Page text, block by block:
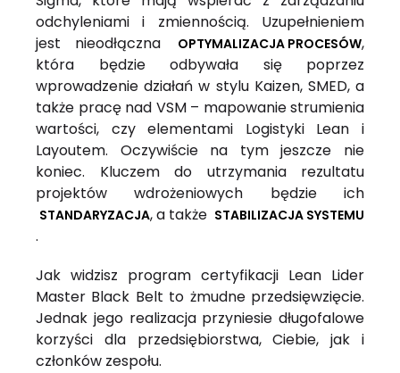
odchyleniami i zmiennością. Uzupełnieniem
jest nieodłączna
OPTYMALIZACJA PROCESÓW,
która będzie odbywała się poprzez
wprowadzenie działań w stylu Kaizen, SMED, a
także pracę nad VSM – mapowanie strumienia
wartości, czy elementami Logistyki Lean i
Layoutem. Oczywiście na tym jeszcze nie
koniec. Kluczem do utrzymania rezultatu
projektów wdrożeniowych będzie ich
STANDARYZACJA, a także STABILIZACJA SYSTEMU
.
Jak widzisz program certyfikacji Lean Lider
Master Black Belt to żmudne przedsięwzięcie.
Jednak jego realizacja przyniesie długofalowe
korzyści dla przedsiębiorstwa, Ciebie, jak i
członków zespołu.